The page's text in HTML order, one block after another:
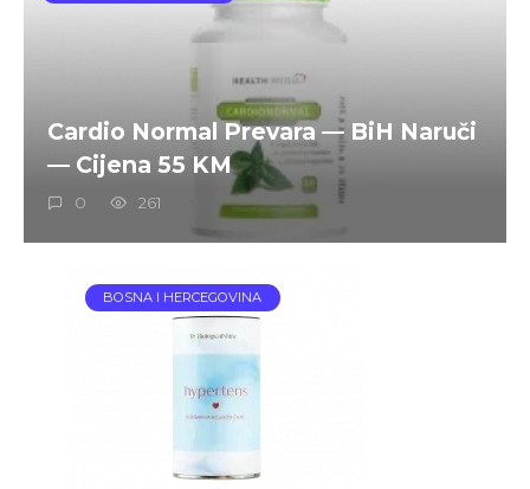
Cardio Normal Prevara — BiH Naruči
— Cijena 55 KM
0 261
BOSNA I HERCEGOVINA